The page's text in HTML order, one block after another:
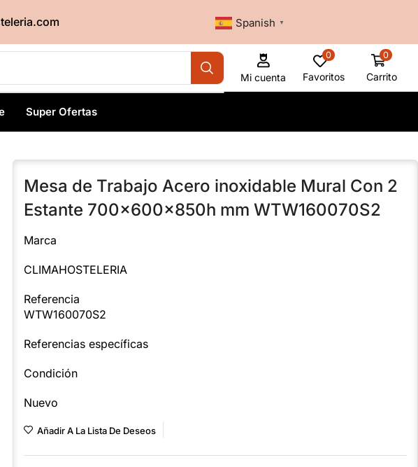
Spanish ▼
Mi cuenta
0
Favoritos
0
Carrito
Super Ofertas
Mesa de Trabajo Acero inoxidable Mural Con 2
Estante 700x600x850h mm WTW160070S2
Marca
CLIMAHOSTELERIA
Referencia
WTW160070S2
Referencias específicas
Condición
Nuevo
Añadir A La Lista De Deseos